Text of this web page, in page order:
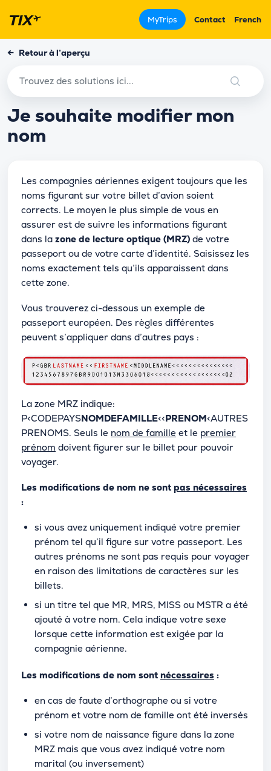
MyTrips Contact French
← Retour à l’aperçu
Je souhaite modifier mon
nom
Les compagnies aériennes exigent toujours que les
noms figurant sur votre billet d’avion soient
corrects. Le moyen le plus simple de vous en
assurer est de suivre les informations figurant
dans la zone de lecture optique (MRZ) de votre
passeport ou de votre carte d’identité. Saisissez les
noms exactement tels qu’ils apparaissent dans
cette zone.
Vous trouverez ci-dessous un exemple de
passeport européen. Des règles différentes
peuvent s’appliquer dans d’autres pays :
La zone MRZ indique:
P<CODEPAYSNOMDEFAMILLE<<PRENOM<AUTRES
PRENOMS. Seuls le nom de famille et le premier
prénom doivent figurer sur le billet pour pouvoir
voyager.
Les modifications de nom ne sont pas nécessaires
:
si vous avez uniquement indiqué votre premier
prénom tel qu’il figure sur votre passeport. Les
autres prénoms ne sont pas requis pour voyager
en raison des limitations de caractères sur les
billets.
si un titre tel que MR, MRS, MISS ou MSTR a été
ajouté à votre nom. Cela indique votre sexe
lorsque cette information est exigée par la
compagnie aérienne.
Les modifications de nom sont nécessaires :
en cas de faute d’orthographe ou si votre
prénom et votre nom de famille ont été inversés
si votre nom de naissance figure dans la zone
MRZ mais que vous avez indiqué votre nom
marital (ou inversement)